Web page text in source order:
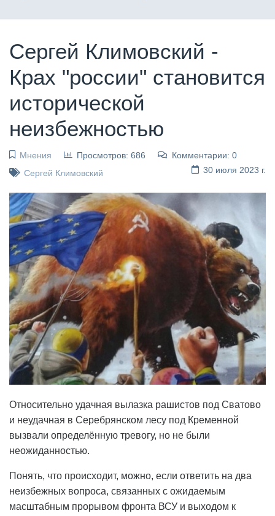
Сергей Климовский -
Крах "россии" становится
исторической
неизбежностью
Мнения Просмотров: 686
Комментарии: 0
30 июля 2023 г.
Сергей Климовский
Относительно удачная вылазка рашистов под Сватово
и неудачная в Серебрянском лесу под Кременной
вызвали определённую тревогу, но не были
неожиданностью.
Понять, что происходит, можно, если ответить на два
неизбежных вопроса, связанных с ожидаемым
масштабным прорывом фронта ВСУ и выходом к